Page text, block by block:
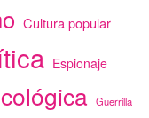
Cultura popular
Espionaje
Guerrilla